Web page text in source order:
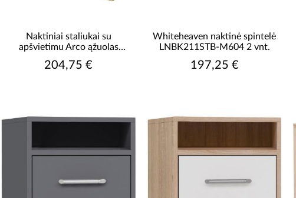
Naktiniai staliukai su
apšvietimu Arco ąžuolas
204,75 €
Whiteheaven naktinė spintelė
LNBK211STB-M604 2 vnt.
197,25 €